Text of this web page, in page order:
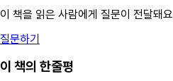
이 책을 읽은 사람에게 질문이 전달돼요
질문하기
이 책의 한줄평